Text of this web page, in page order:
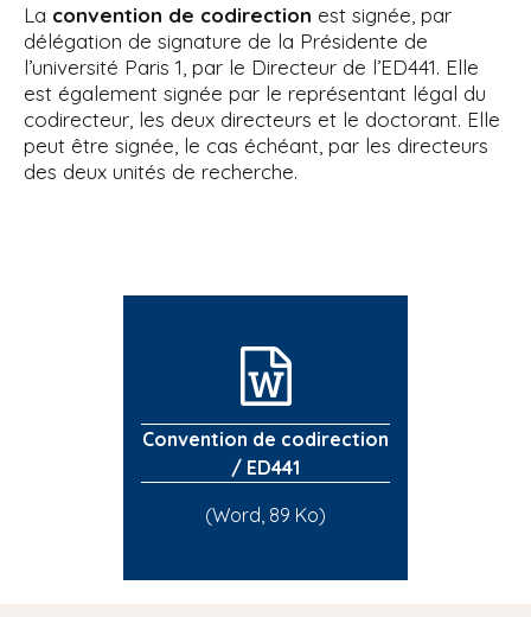
La convention de codirection est signée, par
délégation de signature de la Présidente de
l’université Paris 1, par le Directeur de l’ED441. Elle
est également signée par le représentant légal du
codirecteur, les deux directeurs et le doctorant. Elle
peut être signée, le cas échéant, par les directeurs
des deux unités de recherche.
Convention de codirection
/ ED441
(Word, 89 Ko)